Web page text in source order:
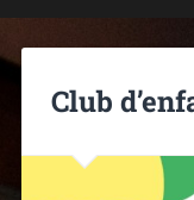
Club